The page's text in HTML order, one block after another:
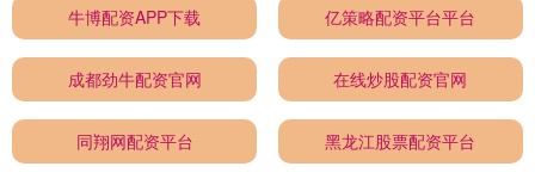
牛博配资APP下载 亿策略配资平台平台
成都劲牛配资官网 在线炒股配资官网
同翔网配资平台 黑龙江股票配资平台